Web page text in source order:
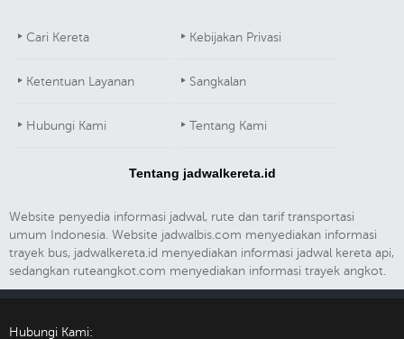
Cari Kereta Kebijakan Privasi
Ketentuan Layanan Sangkalan
Hubungi Kami Tentang Kami
Tentang jadwalkereta.id
Website penyedia informasi jadwal, rute dan tarif transportasi
umum Indonesia. Website jadwalbis.com menyediakan informasi
trayek bus, jadwalkereta.id menyediakan informasi jadwal kereta api,
sedangkan ruteangkot.com menyediakan informasi trayek angkot.
Hubungi Kami: